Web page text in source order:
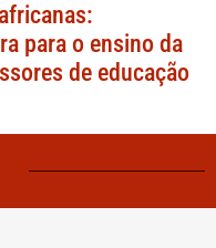
para o ensino da
de educação